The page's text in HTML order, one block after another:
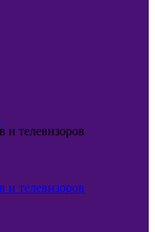
и телевизоров
и телевизоров